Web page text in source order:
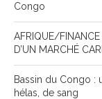
Congo
AFRIQUE/
D’UN MARCHÉ
Bassin du Congo :
hélas, de sang